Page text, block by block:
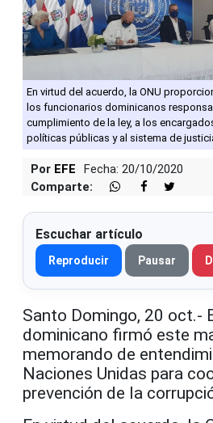
En virtud del acuerdo, la ONU
los funcionarios dominicanos
cumplimiento de la ley, a los
políticas públicas y al sistema de
Por EFE
Fecha: 20/10/2020
Comparte:
Escuchar artículo
Reproducir Pausar
Santo Domingo, 20 oct.-
dominicano firmó este
memorando de
Naciones Unidas para
prevención de la